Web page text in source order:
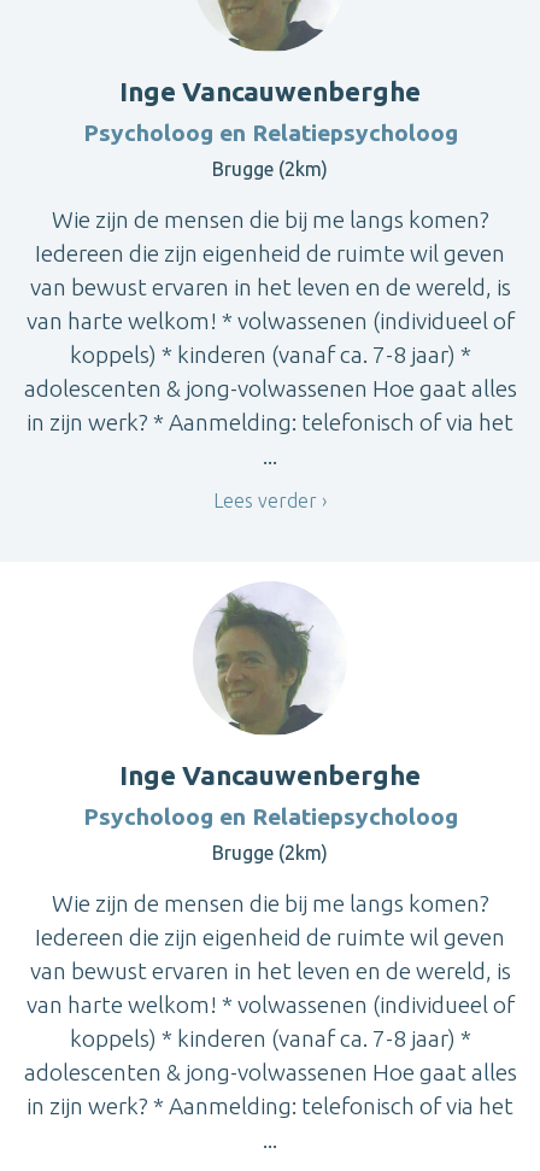
Inge Vancauwenberghe
Psycholoog en Relatiepsycholoog
Brugge (2km)
Wie zijn de mensen die bij me langs komen?
Iedereen die zijn eigenheid de ruimte wil geven
van bewust ervaren in het leven en de wereld, is
van harte welkom! * volwassenen (individueel of
koppels) * kinderen (vanaf ca. 7-8 jaar) *
adolescenten & jong-volwassenen Hoe gaat alles
in zijn werk? * Aanmelding: telefonisch of via het
...
Lees verder
Inge Vancauwenberghe
Psycholoog en Relatiepsycholoog
Brugge (2km)
Wie zijn de mensen die bij me langs komen?
Iedereen die zijn eigenheid de ruimte wil geven
van bewust ervaren in het leven en de wereld, is
van harte welkom! * volwassenen (individueel of
koppels) * kinderen (vanaf ca. 7-8 jaar) *
adolescenten & jong-volwassenen Hoe gaat alles
in zijn werk? * Aanmelding: telefonisch of via het
...